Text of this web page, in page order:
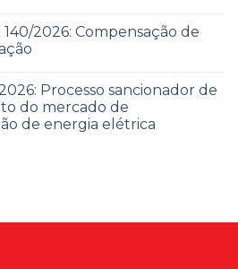
2026: Compensação de
Processo sancionador de
do mercado de
de energia elétrica